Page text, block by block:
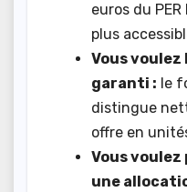
euros du
plus
Vous
garanti : le
distingue
offre en
Vous
une